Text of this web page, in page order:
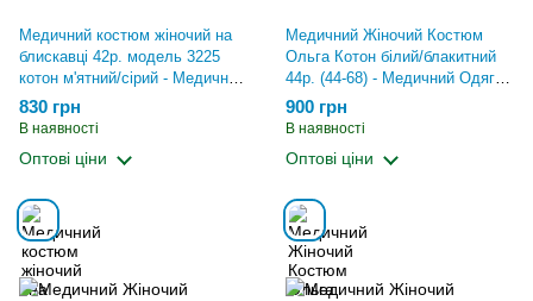
Медичний костюм жіночий на
блискавці 42р. модель 3225
котон м'ятний/сірий - Медична
форма Хелслайф (510.561)
830 грн
В наявності
Оптові ціни
Медичний Жіночий Костюм
Ольга Котон білий/блакитний
44р. (44-68) - Медичний Одяг
Марія (1326992615.520.546)
900 грн
В наявності
Оптові ціни